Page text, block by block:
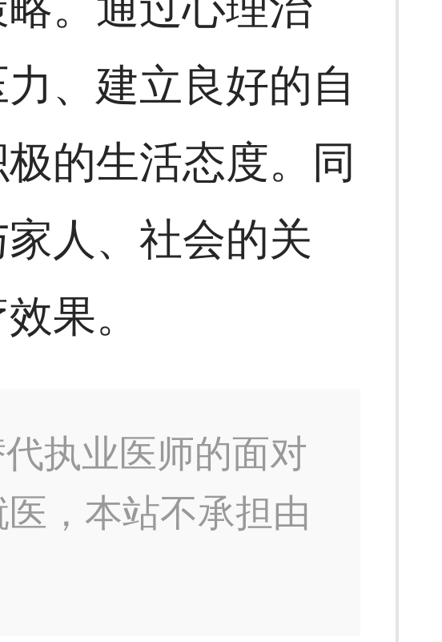
、建立良好的自
的生活态度。同
人、社会的关
果。
执业医师的面对
，本站不承担由